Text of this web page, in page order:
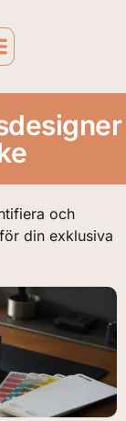
och
din exklusiva